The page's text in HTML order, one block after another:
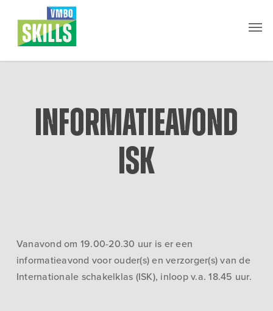
Informatieavond
ISK
Vanavond om 19.00-20.30 uur is er een
informatieavond voor ouder(s) en verzorger(s) van de
Internationale schakelklas (ISK), inloop v.a. 18.45 uur.